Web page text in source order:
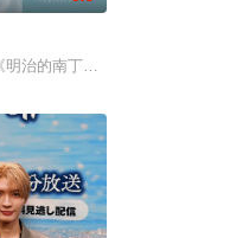
冷酷、
”。少子化、医生短缺、地方产科
治的南丁格尔 大关和物语》为原